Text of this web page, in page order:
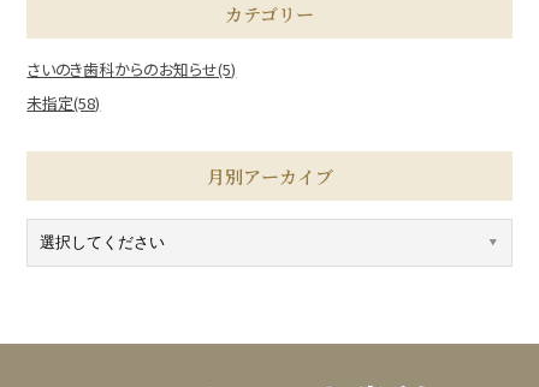
カテゴリー
さいのき歯科からのお知らせ(5)
未指定(58)
月別アーカイブ